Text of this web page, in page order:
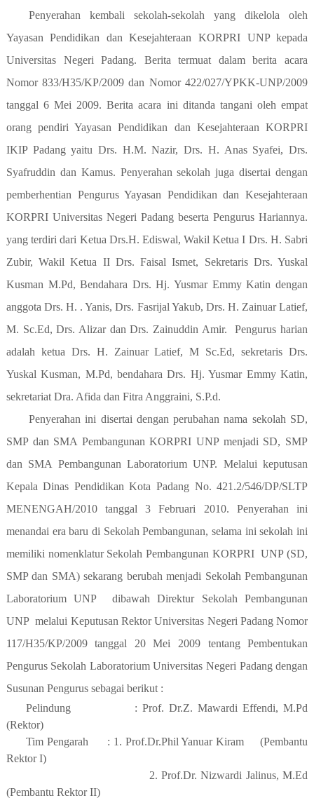
Penyerahan kembali sekolah-sekolah yang dikelola oleh
Yayasan Pendidikan dan Kesejahteraan KORPRI UNP kepada
Universitas Negeri Padang. Berita termuat dalam berita acara
Nomor 833/H35/KP/2009 dan Nomor 422/027/YPKK-UNP/2009
tanggal 6 Mei 2009. Berita acara ini ditanda tangani oleh empat
orang pendiri Yayasan Pendidikan dan Kesejahteraan KORPRI
IKIP Padang yaitu Drs. H.M. Nazir, Drs. H. Anas Syafei, Drs.
Syafruddin dan Kamus. Penyerahan sekolah juga disertai dengan
pemberhentian Pengurus Yayasan Pendidikan dan Kesejahteraan
KORPRI Universitas Negeri Padang beserta Pengurus Hariannya.
yang terdiri dari Ketua Drs.H. Ediswal, Wakil Ketua I Drs. H. Sabri
Zubir, Wakil Ketua II Drs. Faisal Ismet, Sekretaris Drs. Yuskal
Kusman M.Pd, Bendahara Drs. Hj. Yusmar Emmy Katin dengan
anggota Drs. H. . Yanis, Drs. Fasrijal Yakub, Drs. H. Zainuar Latief,
M. Sc.Ed, Drs. Alizar dan Drs. Zainuddin Amir.
Pengurus harian
adalah ketua Drs. H. Zainuar Latief, M Sc.Ed, sekretaris Drs.
Yuskal Kusman, M.Pd, bendahara Drs. Hj. Yusmar Emmy Katin,
sekretariat Dra. Afida dan Fitra Anggraini, S.P.d.
Penyerahan ini disertai dengan perubahan nama sekolah SD,
SMP dan SMA Pembangunan KORPRI UNP menjadi SD, SMP
dan SMA Pembangunan Laboratorium UNP. Melalui keputusan
Kepala Dinas Pendidikan Kota Padang No. 421.2/546/DP/SLTP
MENENGAH/2010 tanggal 3 Februari 2010. Penyerahan ini
menandai era baru di Sekolah Pembangunan, selama ini sekolah ini
memiliki nomenklatur Sekolah Pembangunan KORPRI UNP (SD,
SMP dan SMA) sekarang berubah menjadi Sekolah Pembangunan
Laboratorium UNP
dibawah Direktur Sekolah Pembangunan
UNP melalui Keputusan Rektor Universitas Negeri Padang Nomor
117/H35/KP/2009 tanggal 20 Mei 2009 tentang Pembentukan
Pengurus Sekolah Laboratorium Universitas Negeri Padang dengan
Susunan Pengurus sebagai berikut :
Pelindung
: Prof. Dr.Z. Mawardi Effendi, M.Pd
(Rektor)
Tim Pengarah
: 1. Prof.Dr.Phil Yanuar Kiram
(Pembantu
Rektor I)
2. Prof.Dr. Nizwardi Jalinus, M.Ed
(Pembantu Rektor II)